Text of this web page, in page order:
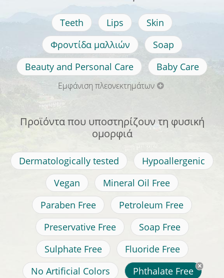
Teeth Lips
Skin
Φροντίδα μαλλιών
Soap
Beauty and Personal Care
Baby Care
Εμφάνιση πλεονεκτημάτων
Προϊόντα που υποστηρίζουν τη φυσική
ομορφιά
Dermatologically tested
Hypoallergenic
Vegan
Mineral Oil Free
Paraben Free
Petroleum Free
Preservative Free
Soap Free
Sulphate Free
Fluoride Free
No Artificial Colors
Phthalate Free